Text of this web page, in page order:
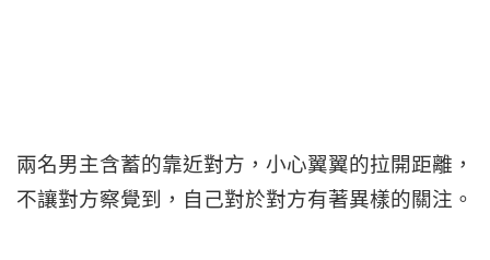
兩名男主含蓄的靠近對方，小心翼翼的拉開距離，
不讓對方察覺到，自己對於對方有著異樣的關注。